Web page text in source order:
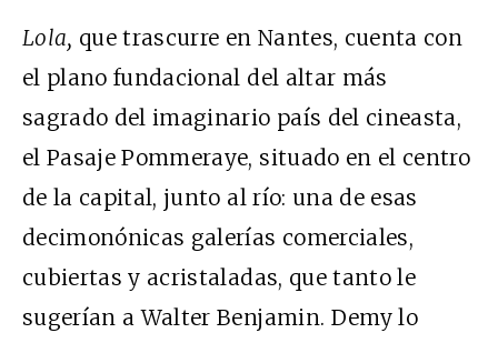
Lola, que trascurre en Nantes, cuenta con
el plano fundacional del altar más
sagrado del imaginario país del cineasta,
el Pasaje Pommeraye, situado en el centro
de la capital, junto al río: una de esas
decimonónicas galerías comerciales,
cubiertas y acristaladas, que tanto le
sugerían a Walter Benjamin. Demy lo